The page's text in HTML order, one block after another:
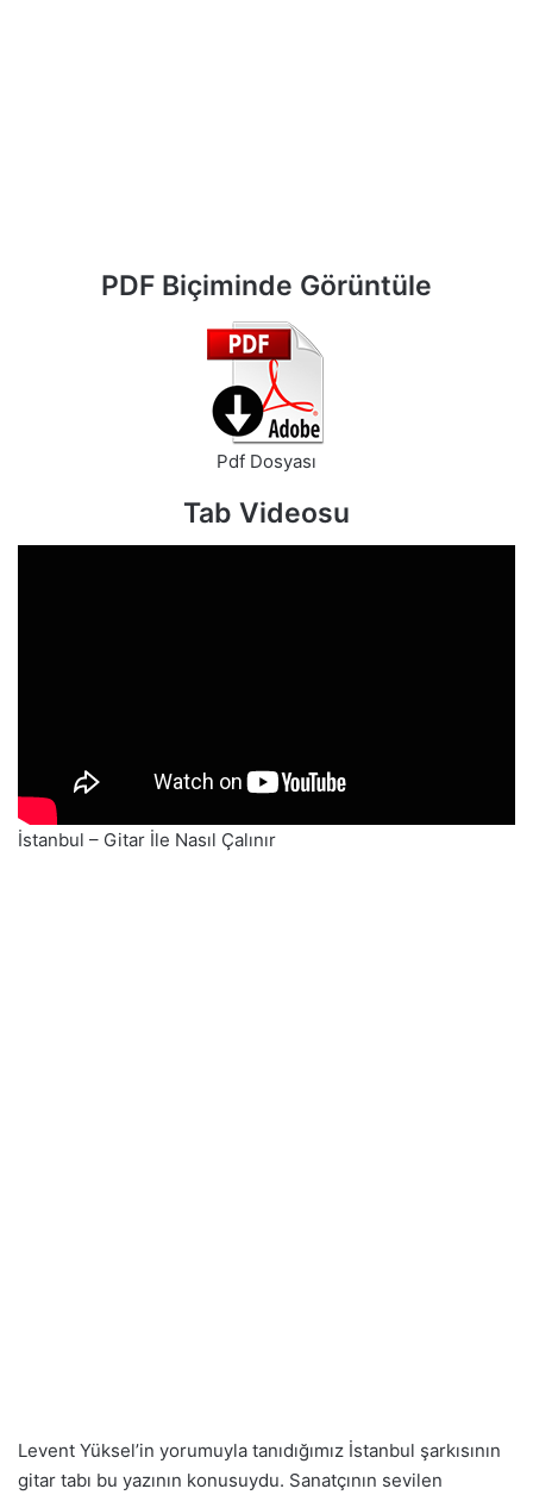
PDF Biçiminde Görüntüle
Pdf Dosyası
Tab Videosu
İstanbul – Gitar İle Nasıl Çalınır
Levent Yüksel’in yorumuyla tanıdığımız İstanbul şarkısının
gitar tabı bu yazının konusuydu. Sanatçının sevilen